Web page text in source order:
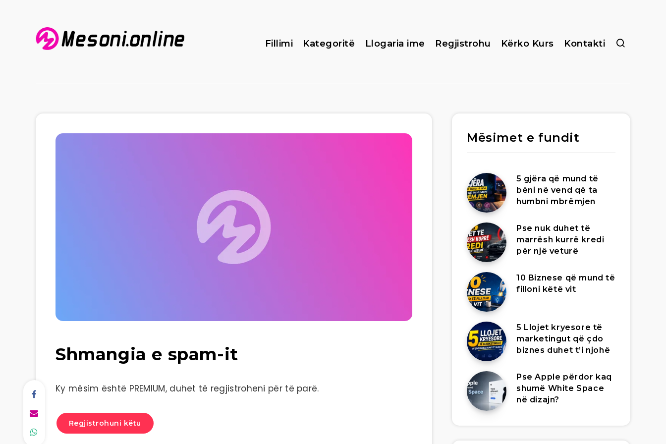
Fillimi Kategoritë Llogaria ime Regjistrohu Kërko Kurs Kontakti
Shmangia e spam-it
Ky mësim është PREMIUM, duhet të regjistroheni për të parë.
Regjistrohuni këtu
Mësimet e fundit
5 gjëra që mund të
bëni në vend që ta
humbni mbrëmjen
Pse nuk duhet të
marrësh kurrë kredi
për një veturë
10 Biznese që mund të
filloni këtë vit
5 Llojet kryesore të
marketingut që çdo
biznes duhet t’i njohë
Pse Apple përdor kaq
shumë White Space
në dizajn?